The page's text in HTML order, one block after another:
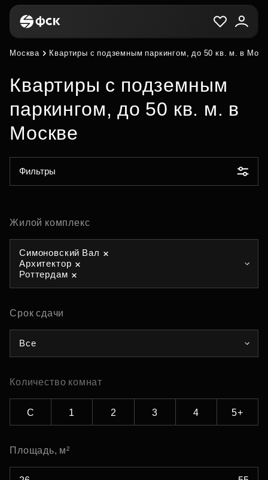
Москва Квартиры с подземным паркингом, до 50 кв. м. в
Квартиры с подземным
паркингом, до 50 кв. м. в
Москве
Фильтры
Жилой комплекс
Симоновский Вал
Архитектор
Роттердам
Срок сдачи
Все
Количество комнат
С 1 2 3 4 5+
Площадь, м²